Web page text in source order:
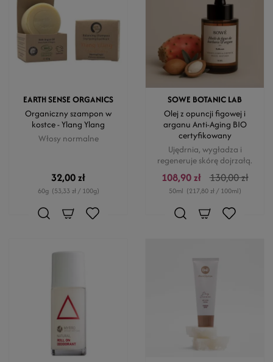
EARTH SENSE ORGANICS
Organiczny szampon w
kostce - Ylang Ylang
Włosy normalne
32,00 zł
60g (53,33 zł / 100g)
SOWE BOTANIC LAB
Olej z opuncji figowej i
arganu Anti-Aging BIO
certyfikowany
Ujędrnia, wygładza i
regeneruje skórę dojrzałą.
108,90 zł 130,00 zł
50ml (217,80 zł / 100ml)